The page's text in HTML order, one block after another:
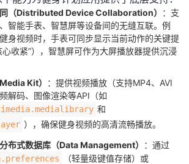
（Distributed Device Collaboration）​
​：支
智能手表、智慧屏等设备间的无缝互联。例
身视频时，手表可同步显示当前动作的关键提
心收紧”），智慧屏可作为大屏播放器提供沉浸
Kit）​
​：提供视频播放（支持MP4、AVI
解码、图像渲染等API（如
和
），确保健身视频的高清流畅播放。
布式数据库（Data Management）​
​：通过
（轻量级键值存储）或